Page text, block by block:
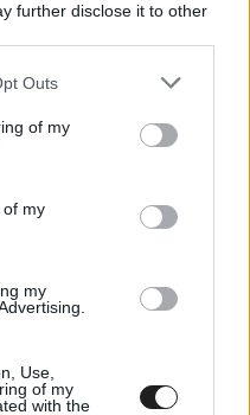
further disclose it to other
one or more Google
You may click to
its third-party tags to
in below Google
Outs
of my
of my
my
Use,
of my
with the
mögötte Azcona,
Comte lett az első
Michelisz
elengedte őt, mivel